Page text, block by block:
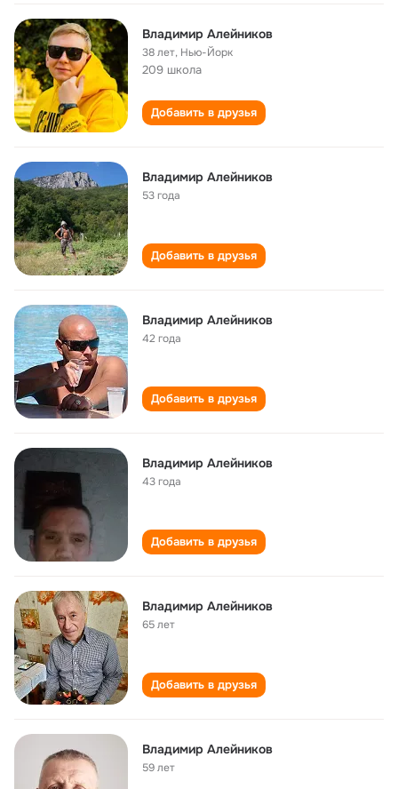
Владимир Алейников
38 лет, Нью-Йорк
209 школа
Добавить в друзья
Владимир Алейников
53 года
Добавить в друзья
Владимир Алейников
42 года
Добавить в друзья
Владимир Алейников
43 года
Добавить в друзья
Владимир Алейников
65 лет
Добавить в друзья
Владимир Алейников
59 лет